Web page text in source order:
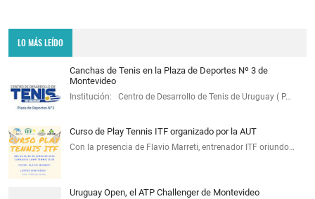
LO MÁS LEÍDO
Canchas de Tenis en la Plaza de Deportes Nº 3 de
Montevideo
Institución: Centro de Desarrollo de Tenis de Uruguay ( P…
Curso de Play Tennis ITF organizado por la AUT
Con la presencia de Flavio Marreti, entrenador ITF oriundo…
Uruguay Open, el ATP Challenger de Montevideo